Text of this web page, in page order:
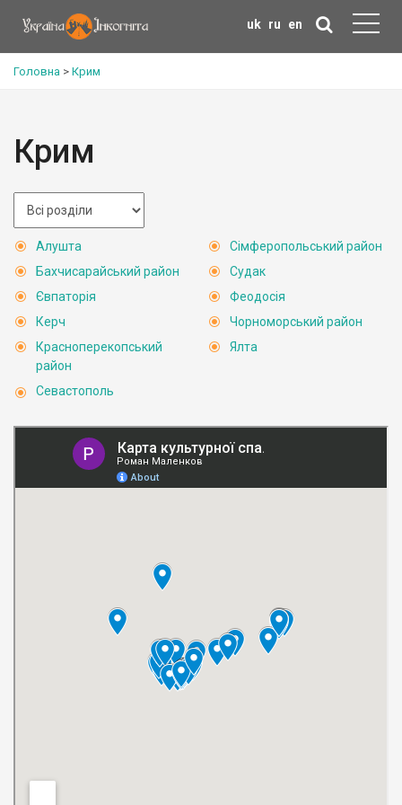
uk ru en
Головна > Крим
Крим
Алушта
Бахчисарайський район
Євпаторія
Керч
Красноперекопський
район
Севастополь
Сімферопольський район
Судак
Феодосія
Чорноморський район
Ялта